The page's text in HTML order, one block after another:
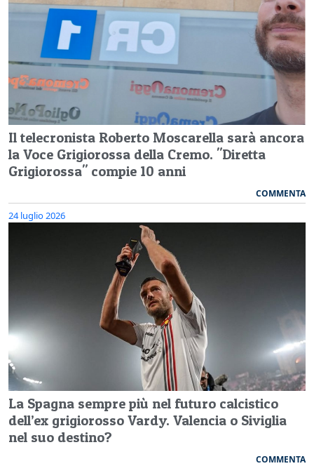
Il telecronista Roberto Moscarella sarà ancora
la Voce Grigiorossa della Cremo. "Diretta
Grigiorossa" compie 10 anni
COMMENTA
24 luglio 2026
La Spagna sempre più nel futuro calcistico
dell’ex grigiorosso Vardy. Valencia o Siviglia
nel suo destino?
COMMENTA